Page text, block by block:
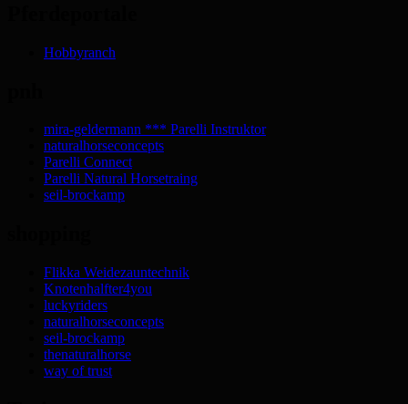
Hobbyranch
mira-geldermann *** Parelli Instruktor
naturalhorseconcepts
Parelli Connect
Parelli Natural Horsetraing
seil-brockamp
Flikka Weidezauntechnik
Knotenhalfter4you
luckyriders
naturalhorseconcepts
seil-brockamp
thenaturalhorse
way of trust